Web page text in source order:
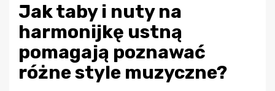
Jak taby i nuty na
harmonijkę ustną
pomagają poznawać
różne style muzyczne?